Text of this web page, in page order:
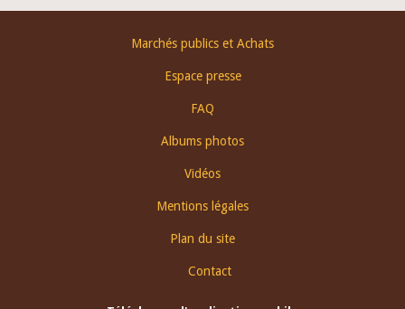
Marchés publics et Achats
Espace presse
FAQ
Albums photos
Vidéos
Mentions légales
Plan du site
Contact